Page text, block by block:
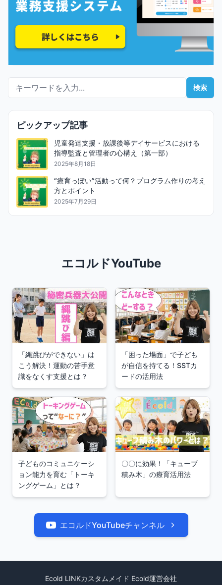
検索キーワード 検索
ピックアップ記事
児童発達支援・放課後等デイサービスにおける
指導監査と管理者の心構え（第一部）
2025年8月18日
“療育っぽい”活動って何？プログラム作りの考え
方とポイント
2025年7月29日
エコルドYouTube
「縄跳びができない」は
こう解決！運動の苦手意
識をなくす支援とは？
「困った場面」で子ども
が自信を持てる！SSTカ
ードの活用法
子どものコミュニケーシ
ョン能力を育む「トーキ
ングゲーム」とは？
〇〇に効果！「キューブ
積み木」の療育活用法
エコルドYouTubeチャンネル
Ecold LINKカスタムメイド Ecold運営会社